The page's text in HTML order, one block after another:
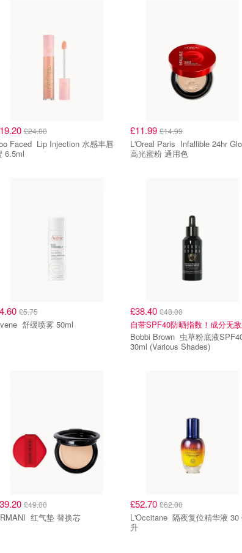
£24.00
Lip Injection 水感丰唇
6.5ml
£11.99 £14.99
L'Oreal Paris Infallible 24hr Glow
高光蜜粉 通用色
£5.75
Avene 舒缓喷雾 50ml
£38.40 £48.00
自带SPF40防晒指数！成分无敌
Bobbi Brown 虫草粉底液SPF40
30ml (Various Shades)
£49.00
ARMANI 红气垫 替换芯
£52.70 £62.00
L'Occitane 隔夜复位精华液 30 毫
升